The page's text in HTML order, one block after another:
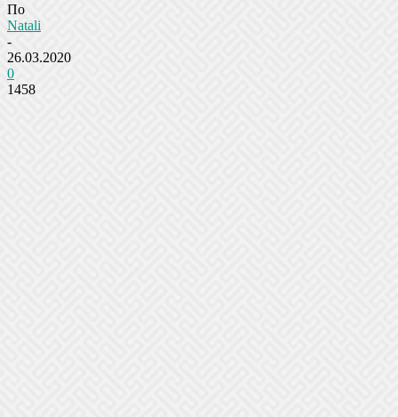
По
Natali
-
26.03.2020
0
1458